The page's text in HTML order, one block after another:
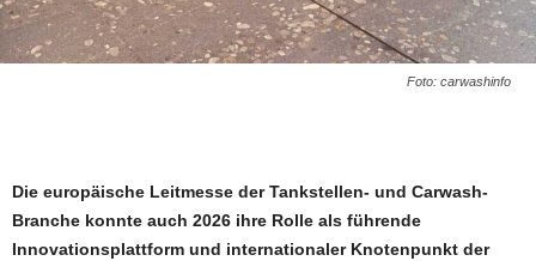
Foto: carwashinfo
Die europäische Leitmesse der Tankstellen- und Carwash-
Branche konnte auch 2026 ihre Rolle als führende
Innovationsplattform und internationaler Knotenpunkt der